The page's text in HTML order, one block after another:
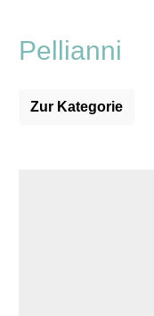
Pellianni
Zur Kategorie